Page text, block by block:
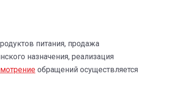
питания, продажа
назначения, реализация
обращений осуществляется